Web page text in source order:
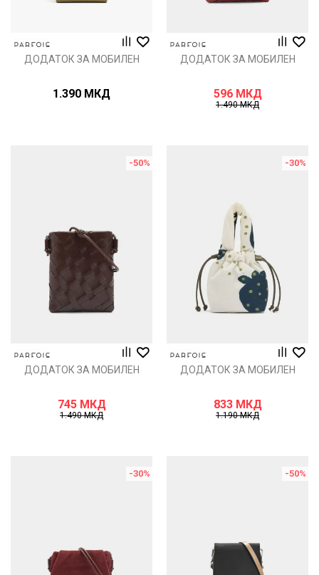
ДОДАТОК ЗА МОБИЛЕН
1.390 МКД
ДОДАТОК ЗА МОБИЛЕН
596 МКД
1.490МКД
-50%
ДОДАТОК ЗА МОБИЛЕН
745 МКД
1.490МКД
-30%
ДОДАТОК ЗА МОБИЛЕН
833 МКД
1.190МКД
-30% -50%